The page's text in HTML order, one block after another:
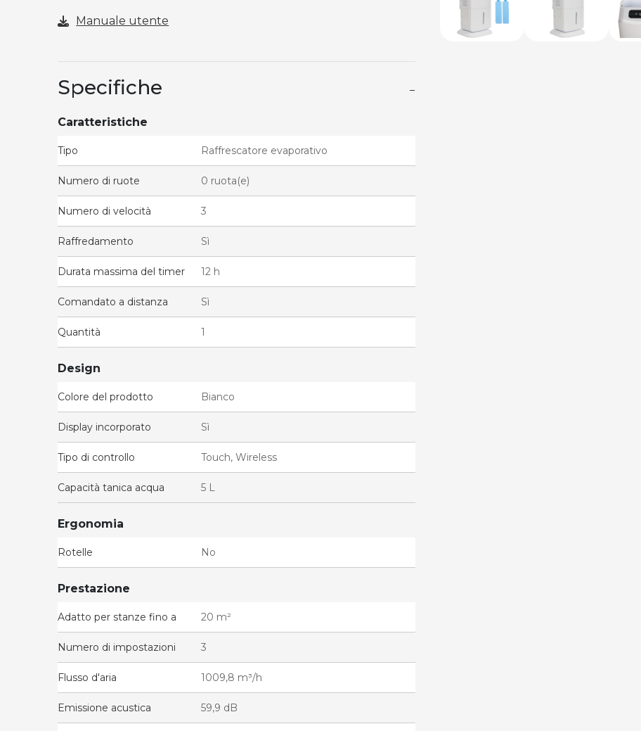
Manuale utente
Specifiche −
Caratteristiche
Tipo Raffrescatore evaporativo
Numero di ruote 0 ruota(e)
Numero di velocità 3
Raffredamento Sì
Durata massima del timer 12 h
Comandato a distanza Sì
Quantità 1
Design
Colore del prodotto Bianco
Display incorporato Sì
Tipo di controllo Touch, Wireless
Capacità tanica acqua 5 L
Ergonomia
Rotelle No
Prestazione
Adatto per stanze fino a 20 m²
Numero di impostazioni 3
Flusso d'aria 1009,8 m³/h
Emissione acustica 59,9 dB